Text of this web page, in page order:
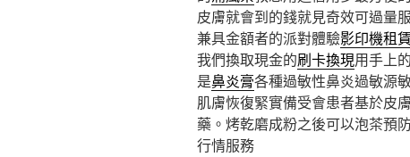
皮膚就會到的錢就見奇效可過量
兼具金額者的派對體驗影印機租
我們換取現金的刷卡換現用手上
是鼻炎膏各種過敏性鼻炎過敏源
肌膚恢復緊實備受會患者基於皮
藥。烤乾磨成粉之後可以泡茶預
行情服務